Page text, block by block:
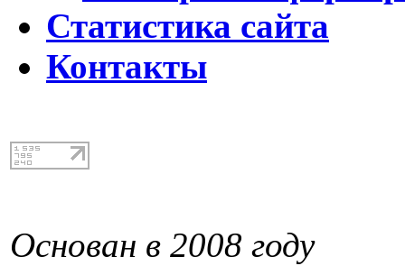
Статистика сайта
Контакты
Основан в 2008 году